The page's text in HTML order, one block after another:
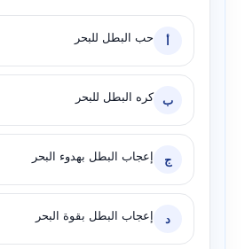
أ حب البطل للبحر
ب كره البطل للبحر
ج إعجاب البطل بهدوء البحر
د إعجاب البطل بقوة البحر